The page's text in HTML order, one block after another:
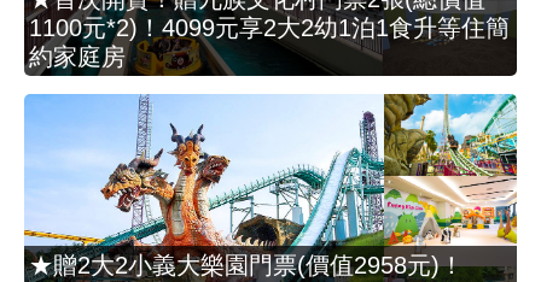
1100元*2)！4099元享2大2幼1泊1食升等住簡
約家庭房
★贈2大2小義大樂園門票(價值2958元)！